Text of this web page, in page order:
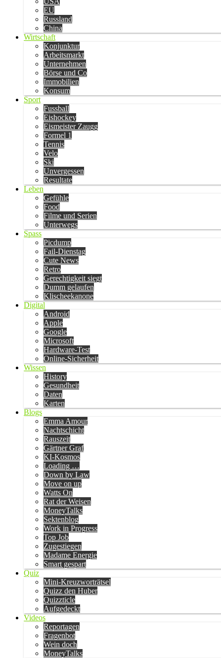
EU
Russland
China
Wirtschaft
Konjunktur
Arbeitsmarkt
Unternehmen
Börse und Co
Immobilien
Konsum
Sport
Fussball
Eishockey
Eismeister Zaugg
Formel 1
Tennis
Velo
Ski
Unvergessen
Resultate
Leben
Gefühle
Food
Filme und Serien
Unterwegs
Spass
Picdump
Fail-Dienstag
Cute News
Retro
Gerechtigkeit siegt
Dumm gelaufen
Klischeekanone
Digital
Android
Apple
Google
Microsoft
Hardware-Test
Online-Sicherheit
Wissen
History
Gesundheit
Daten
Karten
Blogs
Emma Amour
Nachtschicht
Rauszeit
Gärtner Graf
KI-Kosmos
Loading …
Down by Law
Move on up
Watts On
Rat der Weisen
MoneyTalks
Sektenblog
Work in Progress
Top Job
Zugestiegen
Madame Energie
Smart gespart
Quiz
Mini-Kreuzworträtsel
Quizz den Huber
Quizzticle
Aufgedeckt
Videos
Reportagen
Fragenbot
Wein doch
MoneyTalks